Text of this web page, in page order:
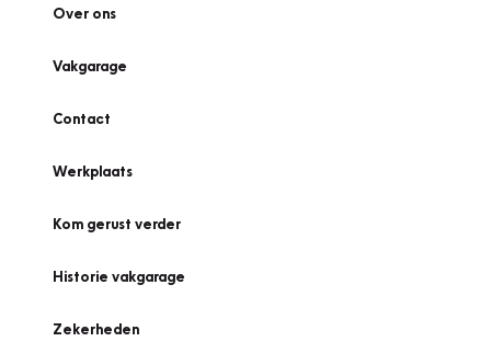
Over ons
Vakgarage
Contact
Werkplaats
Kom gerust verder
Historie vakgarage
Zekerheden